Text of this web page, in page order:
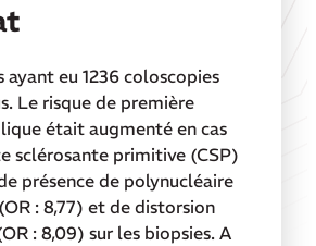
eu 1236 coloscopies
Le risque de première
était augmenté en cas
sclérosante primitive (CSP)
présence de polynucléaire
: 8,77) et de distorsion
: 8,09) sur les biopsies. A